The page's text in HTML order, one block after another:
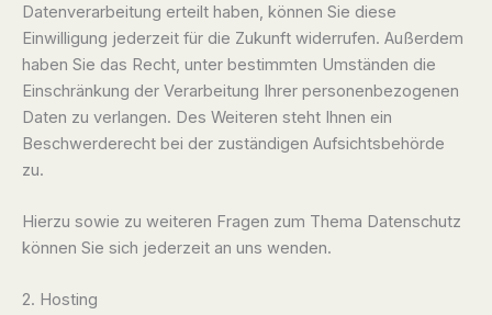
Datenverarbeitung erteilt haben, können Sie diese
Einwilligung jederzeit für die Zukunft widerrufen. Außerdem
haben Sie das Recht, unter bestimmten Umständen die
Einschränkung der Verarbeitung Ihrer personenbezogenen
Daten zu verlangen. Des Weiteren steht Ihnen ein
Beschwerderecht bei der zuständigen Aufsichtsbehörde
zu.
Hierzu sowie zu weiteren Fragen zum Thema Datenschutz
können Sie sich jederzeit an uns wenden.
2. Hosting